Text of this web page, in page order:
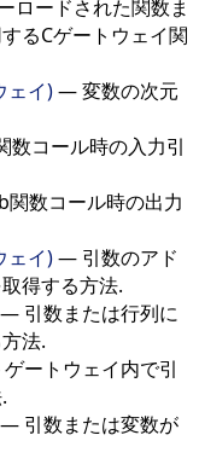
ロードされた関数ま
るCゲートウェイ関
ェイ)—変数の次元
数コール時の入力引
関数コール時の出力
ェイ)— 引数のアド
得する方法.
— 引数または行列に
法.
ゲートウェイ内で引
— 引数または変数が